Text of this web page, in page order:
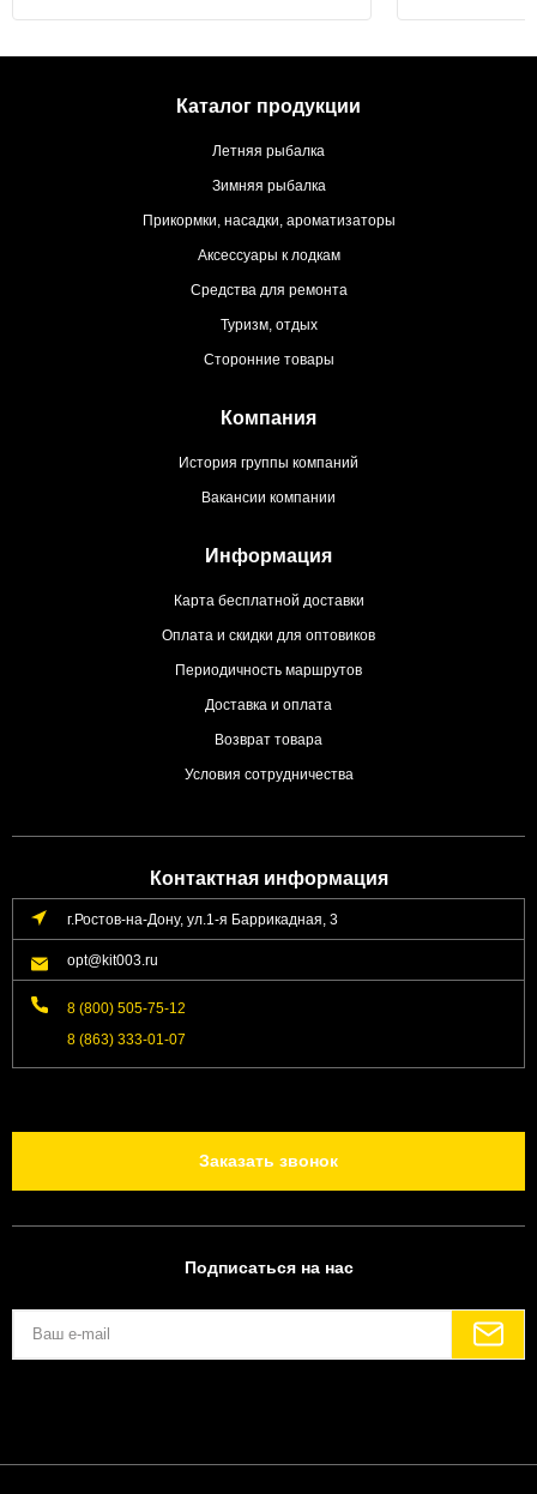
Каталог продукции
Летняя рыбалка
Зимняя рыбалка
Прикормки, насадки, ароматизаторы
Аксессуары к лодкам
Средства для ремонта
Туризм, отдых
Сторонние товары
Компания
История группы компаний
Вакансии компании
Информация
Карта бесплатной доставки
Оплата и скидки для оптовиков
Периодичность маршрутов
Доставка и оплата
Возврат товара
Условия сотрудничества
Контактная информация
г.Ростов-на-Дону, ул.1-я Баррикадная, 3
opt@kit003.ru
8 (800) 505-75-12
8 (863) 333-01-07
Заказать звонок
Подписаться на нас